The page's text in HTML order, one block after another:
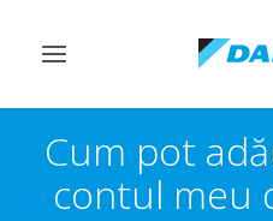
Comutare
Cum pot
contul meu